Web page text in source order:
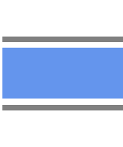
पाहण्यासाठी येथे